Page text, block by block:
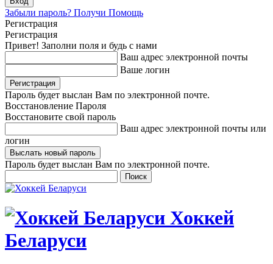
Забыли пароль? Получи Помощь
Регистрация
Регистрация
Привет! Заполни поля и будь с нами
Ваш адрес электронной почты
Ваше логин
Пароль будет выслан Вам по электронной почте.
Восстановление Пароля
Восстановите свой пароль
Ваш адрес электронной почты или
логин
Пароль будет выслан Вам по электронной почте.
Хоккей
Беларуси